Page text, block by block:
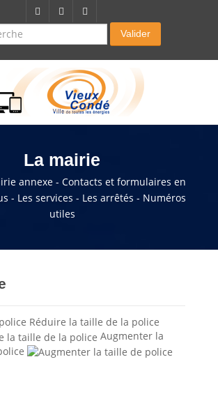
Valider
infirmers à domicile
à domicile
accompagnement seniors
La mairie
annexe - Contacts et formulaires en
- Les services - Les arrêtés - Numéros
utiles
Réduire la taille de la police
Augmenter la